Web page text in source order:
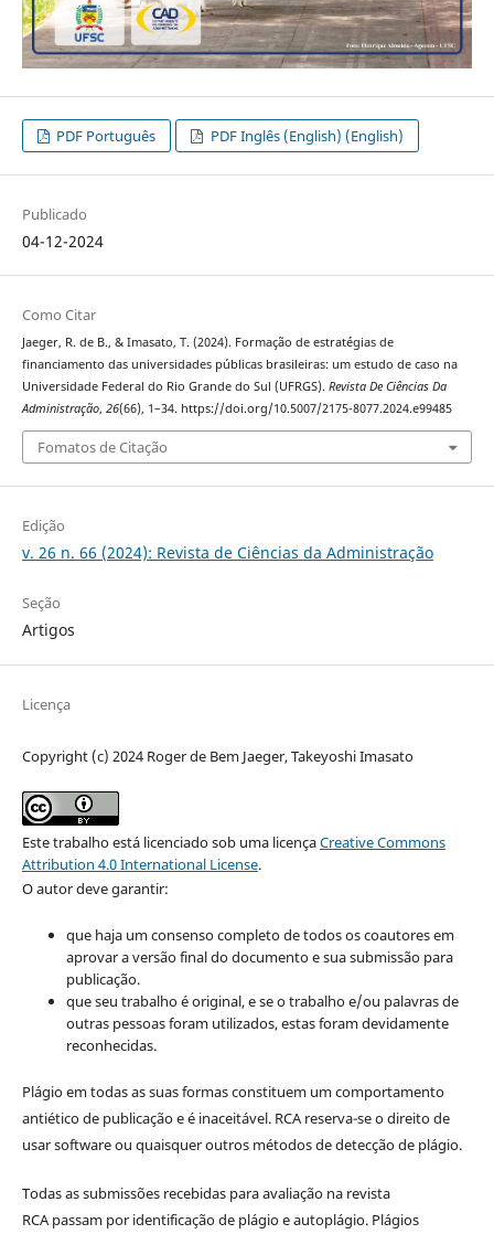
PDF Português PDF Inglês (English) (English)
Publicado
04-12-2024
Como Citar
Jaeger, R. de B., & Imasato, T. (2024). Formação de estratégias de
financiamento das universidades públicas brasileiras: um estudo de caso na
Universidade Federal do Rio Grande do Sul (UFRGS). Revista De Ciências Da
Administração, 26(66), 1–34. https://doi.org/10.5007/2175-8077.2024.e99485
Fomatos de Citação
Edição
v. 26 n. 66 (2024): Revista de Ciências da Administração
Seção
Artigos
Licença
Copyright (c) 2024 Roger de Bem Jaeger, Takeyoshi Imasato
Este trabalho está licenciado sob uma licençaCreative Commons
Attribution 4.0 International License.
O autor deve garantir:
que haja um consenso completo de todos os coautores em
aprovar a versão final do documento e sua submissão para
publicação.
que seu trabalho é original, e se o trabalho e/ou palavras de
outras pessoas foram utilizados, estas foram devidamente
reconhecidas.
Plágio em todas as suas formas constituem um comportamento
antiético de publicação e é inaceitável. RCA reserva-se o direito de
usar software ou quaisquer outros métodos de detecção de plágio.
Todas as submissões recebidas para avaliação na revista
RCA passam por identificação de plágio e autoplágio. Plágios